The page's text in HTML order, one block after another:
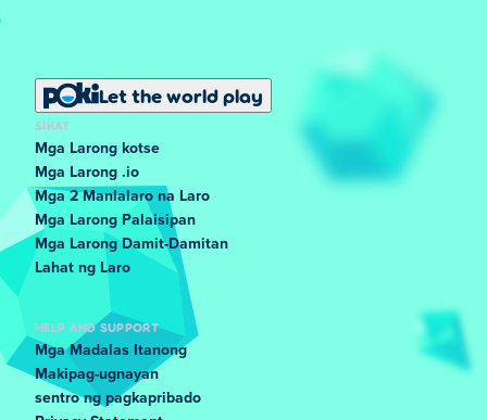
Let the world play
SIKAT
Mga Larong kotse
Mga Larong .io
Mga 2 Manlalaro na Laro
Mga Larong Palaisipan
Mga Larong Damit-Damitan
Lahat ng Laro
HELP AND SUPPORT
Mga Madalas Itanong
Makipag-ugnayan
sentro ng pagkapribado